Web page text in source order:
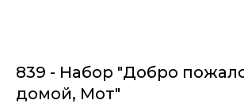
839 - Набор "Добро
домой, Мот"